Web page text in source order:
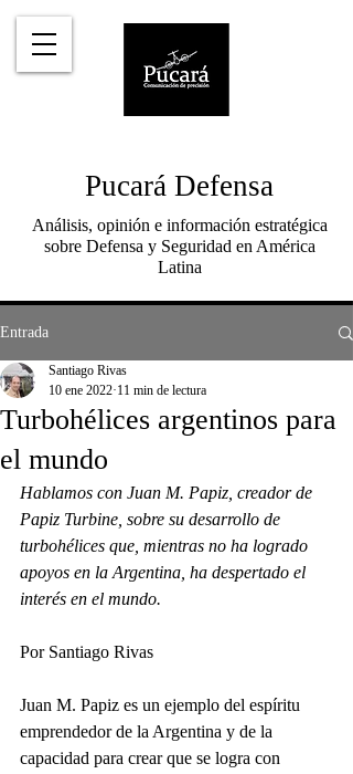
Pucará Defensa
Análisis, opinión e información estratégica
sobre Defensa y Seguridad en América
Latina
Entrada
Turbohélices argentinos para
el mundo
Santiago Rivas
10 ene 2022 11 min de lectura
Hablamos con Juan M. Papiz, creador de
Papiz Turbine, sobre su desarrollo de
turbohélices que, mientras no ha logrado
apoyos en la Argentina, ha despertado el
interés en el mundo.
Por Santiago Rivas
Juan M. Papiz es un ejemplo del espíritu
emprendedor de la Argentina y de la
capacidad para crear que se logra con